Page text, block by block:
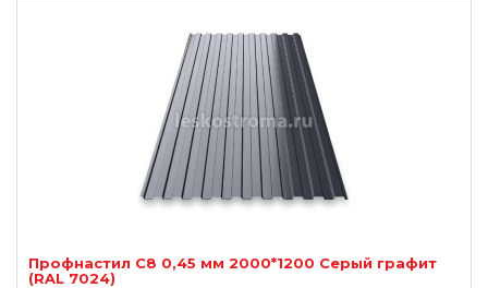
Профнастил С8 0,45 мм 2000*1200 Серый графит
(RAL 7024)